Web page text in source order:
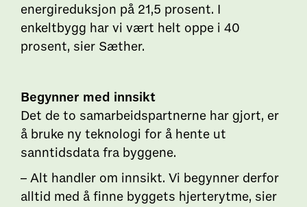
energireduksjon på 21,5 prosent. I
enkeltbygg har vi vært helt oppe i 40
prosent, sier Sæther.
Begynner med innsikt
Det de to samarbeidspartnerne har gjort, er
å bruke ny teknologi for å hente ut
sanntidsdata fra byggene.
– Alt handler om innsikt. Vi begynner derfor
alltid med å finne byggets hjerterytme, sier